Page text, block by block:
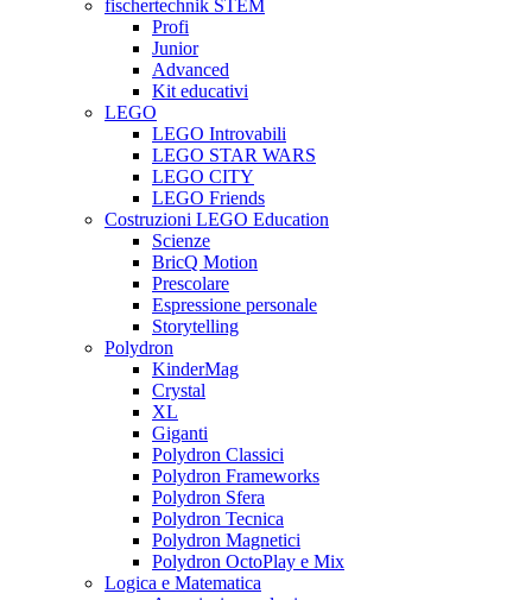
fischertechnik STEM
Profi
Junior
Advanced
Kit educativi
LEGO
LEGO Introvabili
LEGO STAR WARS
LEGO CITY
LEGO Friends
Costruzioni LEGO Education
Scienze
BricQ Motion
Prescolare
Espressione personale
Storytelling
Polydron
KinderMag
Crystal
XL
Giganti
Polydron Classici
Polydron Frameworks
Polydron Sfera
Polydron Tecnica
Polydron Magnetici
Polydron OctoPlay e Mix
Logica e Matematica